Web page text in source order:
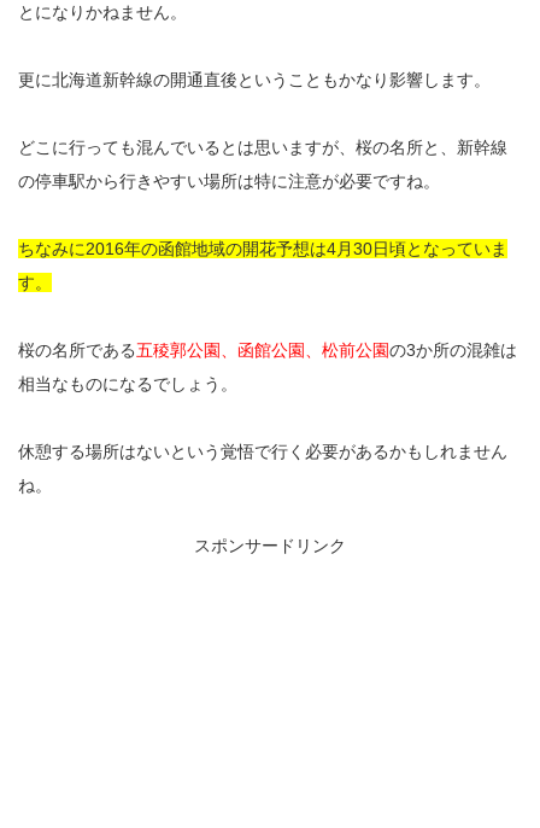
とになりかねません。
更に北海道新幹線の開通直後ということもかなり影響します。
どこに行っても混んでいるとは思いますが、桜の名所と、新幹線
の停車駅から行きやすい場所は特に注意が必要ですね。
ちなみに2016年の函館地域の開花予想は4月30日頃となっていま
す。
桜の名所である五稜郭公園、函館公園、松前公園の3か所の混雑は
相当なものになるでしょう。
休憩する場所はないという覚悟で行く必要があるかもしれません
ね。
スポンサードリンク